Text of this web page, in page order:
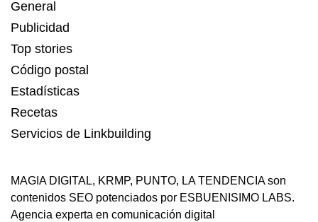
General
Publicidad
Top stories
Código postal
Estadísticas
Recetas
Servicios de Linkbuilding
MAGIA DIGITAL, KRMP, PUNTO, LA TENDENCIAson
contenidos SEO potenciados por ESBUENISIMO LABS.
Agencia experta en comunicación digital